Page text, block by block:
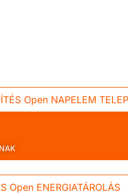
Open NAPELEM
Open ENERGIATÁROLÁS